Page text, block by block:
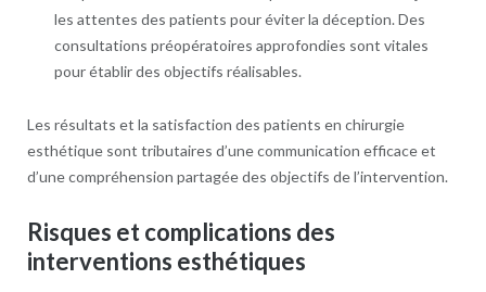
les attentes des patients pour éviter la déception. Des
consultations préopératoires approfondies sont vitales
pour établir des objectifs réalisables.
Les résultats et la satisfaction des patients en chirurgie
esthétique sont tributaires d’une communication efficace et
d’une compréhension partagée des objectifs de l’intervention.
Risques et complications des
interventions esthétiques